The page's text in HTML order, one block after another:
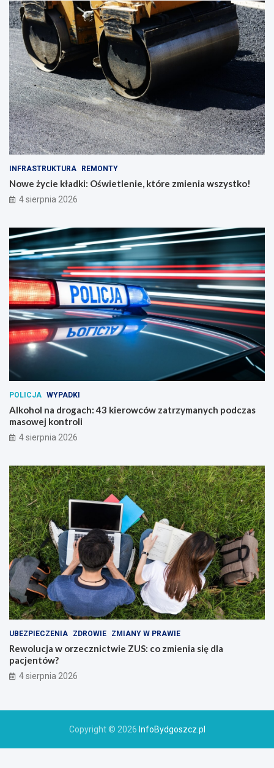
INFRASTRUKTURA REMONTY
Nowe życie kładki: Oświetlenie, które zmienia wszystko!
4 sierpnia 2026
POLICJA WYPADKI
Alkohol na drogach: 43 kierowców zatrzymanych podczas
masowej kontroli
4 sierpnia 2026
UBEZPIECZENIA ZDROWIE ZMIANY W PRAWIE
Rewolucja w orzecznictwie ZUS: co zmienia się dla
pacjentów?
4 sierpnia 2026
Copyright © 2026 InfoBydgoszcz.pl